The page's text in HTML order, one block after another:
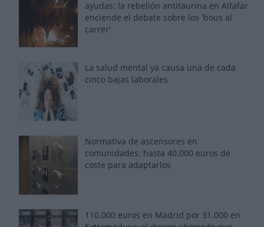
ayudas: la rebelión antitaurina en Alfafar
enciende el debate sobre los 'bous al
carrer'
La salud mental ya causa una de cada
cinco bajas laborales
Normativa de ascensores en
comunidades: hasta 40.000 euros de
coste para adaptarlos
110.000 euros en Madrid por 31.000 en